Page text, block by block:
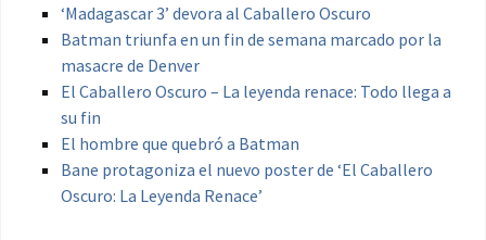
‘Madagascar 3’ devora al Caballero Oscuro
Batman triunfa en un fin de semana marcado por la
masacre de Denver
El Caballero Oscuro – La leyenda renace: Todo llega a
su fin
El hombre que quebró a Batman
Bane protagoniza el nuevo poster de ‘El Caballero
Oscuro: La Leyenda Renace’